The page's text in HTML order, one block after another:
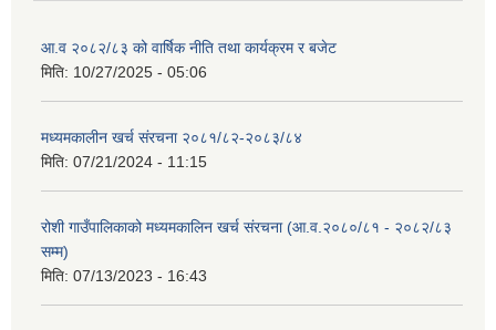
आ.व २०८२/८३ को वार्षिक नीति तथा कार्यक्रम र बजेट
मिति: 10/27/2025 - 05:06
मध्यमकालीन खर्च संरचना २०८१/८२-२०८३/८४
मिति: 07/21/2024 - 11:15
रोशी गाउँपालिकाको मध्यमकालिन खर्च संरचना (आ.व.२०८०/८१ - २०८२/८३
सम्म)
मिति: 07/13/2023 - 16:43